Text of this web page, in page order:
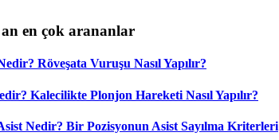
en çok arananlar
Röveşata Vuruşu Nasıl Yapılır?
Kalecilikte Plonjon Hareketi Nasıl Yapılır?
Nedir? Bir Pozisyonun Asist Sayılma Kriterleri